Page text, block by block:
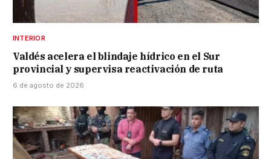
INTERIOR
Valdés acelera el blindaje hídrico en el Sur
provincial y supervisa reactivación de ruta
6 de agosto de 2026